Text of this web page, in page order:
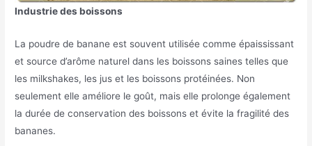
Industrie des boissons
La poudre de banane est souvent utilisée comme épaississant
et source d’arôme naturel dans les boissons saines telles que
les milkshakes, les jus et les boissons protéinées. Non
seulement elle améliore le goût, mais elle prolonge également
la durée de conservation des boissons et évite la fragilité des
bananes.